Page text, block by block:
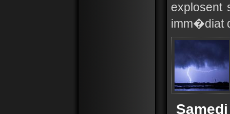
explosent
imm�diat